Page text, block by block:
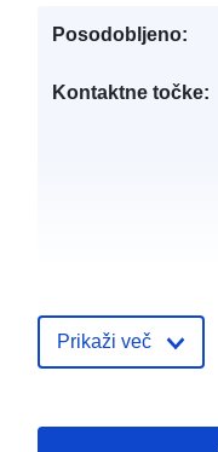
Posodobljeno:
Kontaktne točke:
Katalogski zapis:
Prikaži več